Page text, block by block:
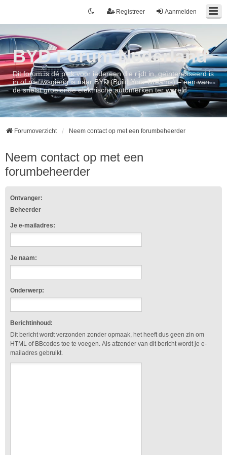
Aanmelden
Registreer
BYD Forum Nederland
Dit forum is dé plek voor iedereen die rijdt in, geïnteresseerd is
in of nieuwsgierig is naar BYD (Build Your Dreams) – een van
de snelst groeiende elektrische automerken ter wereld.
Forumoverzicht Neem contact op met een forumbeheerder
Neem contact op met een
forumbeheerder
Ontvanger:
Beheerder
Je e-mailadres:
Je naam:
Onderwerp:
Berichtinhoud:
Dit bericht wordt verzonden zonder opmaak, het heeft dus geen zin om
HTML of BBcodes toe te voegen. Als afzender van dit bericht wordt je e-
mailadres gebruikt.